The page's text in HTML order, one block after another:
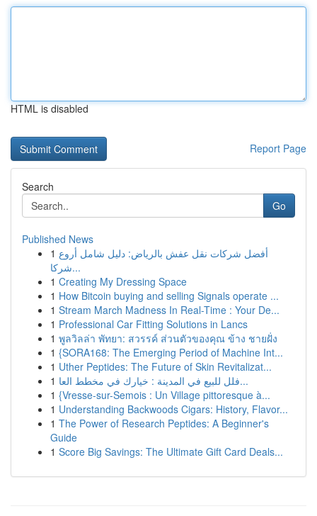
HTML is disabled
Report Page
Search
Go
Published News
1 أفضل شركات نقل عفش بالرياض: دليل شامل أروع
شركا...
1 Creating My Dressing Space
1 How Bitcoin buying and selling Signals operate ...
1 Stream March Madness In Real-Time : Your De...
1 Professional Car Fitting Solutions in Lancs
1 พูลวิลล่า พัทยา: สวรรค์ ส่วนตัวของคุณ ข้าง ชายฝั่ง
1 {SORA168: The Emerging Period of Machine Int...
1 Uther Peptides: The Future of Skin Revitalizat...
1
فلل للبيع في المدينة : خيارك في مخطط العا...
1 {Vresse-sur-Semois : Un Village pittoresque à...
1 Understanding Backwoods Cigars: History, Flavor...
1 The Power of Research Peptides: A Beginner's
Guide
1 Score Big Savings: The Ultimate Gift Card Deals...